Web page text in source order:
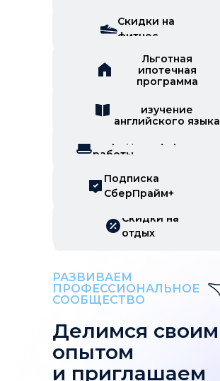
Скидки на
отдых
работы
Подписка
СберПрайм+
Скидки на
фитнес
изучение
английского языка
Льготная
ипотечная
программа
РАЗВИВАЕМ
ПРОФЕССИОНАЛЬНОЕ
СООБЩЕСТВО
Делимся своим
опытом
и приглашаем